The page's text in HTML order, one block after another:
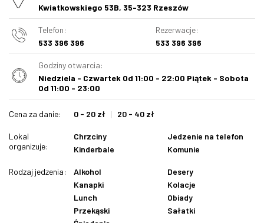
Kwiatkowskiego 53B, 35-323 Rzeszów
Telefon:
533 396 396
Rezerwacje:
533 396 396
Godziny otwarcia:
Niedziela - Czwartek Od 11:00 - 22:00 Piątek - Sobota
Od 11:00 - 23:00
Cena za danie: 0 - 20 zł 20 - 40 zł
Lokal
organizuje:
Chrzciny
Jedzenie na telefon
Kinderbale
Komunie
Rodzaj jedzenia: Alkohol
Desery
Kanapki
Kolacje
Lunch
Obiady
Przekąski
Sałatki